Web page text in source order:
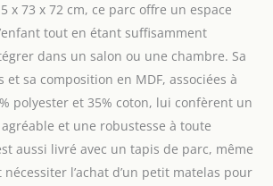
mobilité nécessaires. Le
parc a été conçu
conformément à la
norme de sécurité
actuelle EN 12227:2010-
12 Tous les inserts
utilisés sont certifiés et
régulièrement testés. La
laque est compatible
x 73 x 72 cm, ce parc offre un espace
tout en étant suffisamment
dans un salon ou une chambre. Sa
et sa composition en MDF, associées à
polyester et 35% coton, lui confèrent un
et une robustesse à toute
aussi livré avec un tapis de parc, même
l’achat d’un petit matelas pour